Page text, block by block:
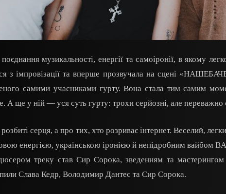
музикальності, енергії та самоіронії, в якому
з імпровізації та вперше прозвучала на сцені
самими учасниками гурту. Вона стала тим самим
А ще у ній — уся суть гурту: трохи серйозні, але переважно
серця, а про тих, хто розриває інтернет. Веселий,
енергією, українською іронією й непідробним вайбом
треку став Сир Сорока, зведенням та мастерингом
Слава Кедр, Володимир Дантес та Сир Сорока.